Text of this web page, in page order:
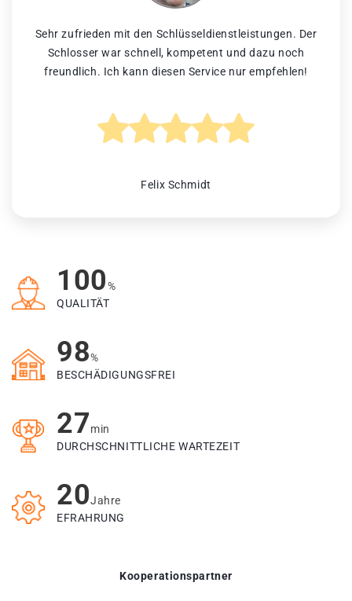
Sehr zufrieden mit den Schlüsseldienstleistungen. Der
Schlosser war schnell, kompetent und dazu noch
freundlich. Ich kann diesen Service nur empfehlen!
Felix Schmidt
100%
QUALITÄT
98%
BESCHÄDIGUNGSFREI
27min
DURCHSCHNITTLICHE WARTEZEIT
20Jahre
EFRAHRUNG
Kooperationspartner